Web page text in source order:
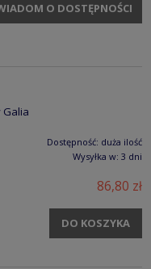
O DOSTĘPNOŚCI
Galia
Dostępność: duża ilość
Wysyłka w: 3 dni
86,80 zł
DO KOSZYKA